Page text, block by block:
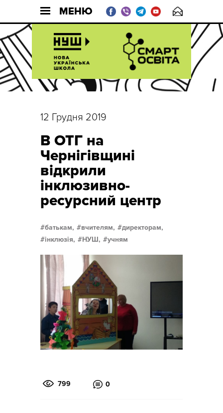
МЕНЮ
12 Грудня 2019
В ОТГ на
Чернігівщині
відкрили
інклюзивно-
ресурсний центр
батькам, вчителям,
директорам,
інклюзія,
НУШ, учням
799 0